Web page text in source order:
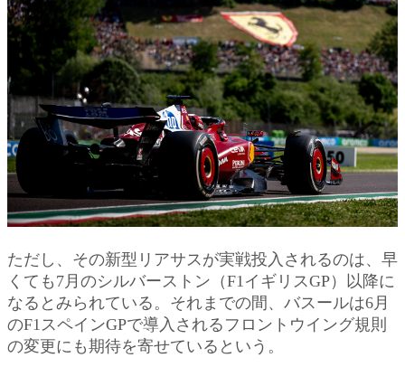
ただし、その新型リアサスが実戦投入されるのは、早
くても7月のシルバーストン（F1イギリスGP）以降に
なるとみられている。それまでの間、バスールは6月
のF1スペインGPで導入されるフロントウイング規則
の変更にも期待を寄せているという。